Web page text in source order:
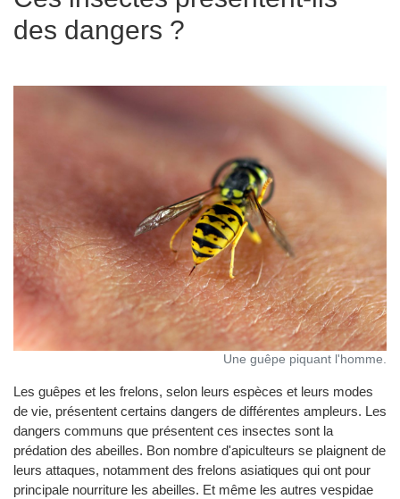
des dangers ?
Une guêpe piquant l'homme.
Les guêpes et les frelons, selon leurs espèces et leurs modes
de vie, présentent certains dangers de différentes ampleurs. Les
dangers communs que présentent ces insectes sont la
prédation des abeilles. Bon nombre d'apiculteurs se plaignent de
leurs attaques, notamment des frelons asiatiques qui ont pour
principale nourriture les abeilles. Et même les autres vespidae